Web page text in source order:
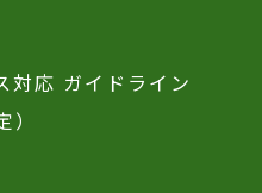
対応 ガイドライン